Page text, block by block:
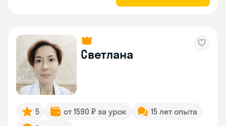
Светлана
5 от 1590 ₽ за урок
15 лет опыта